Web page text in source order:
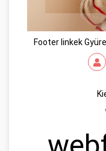
Footer linkek